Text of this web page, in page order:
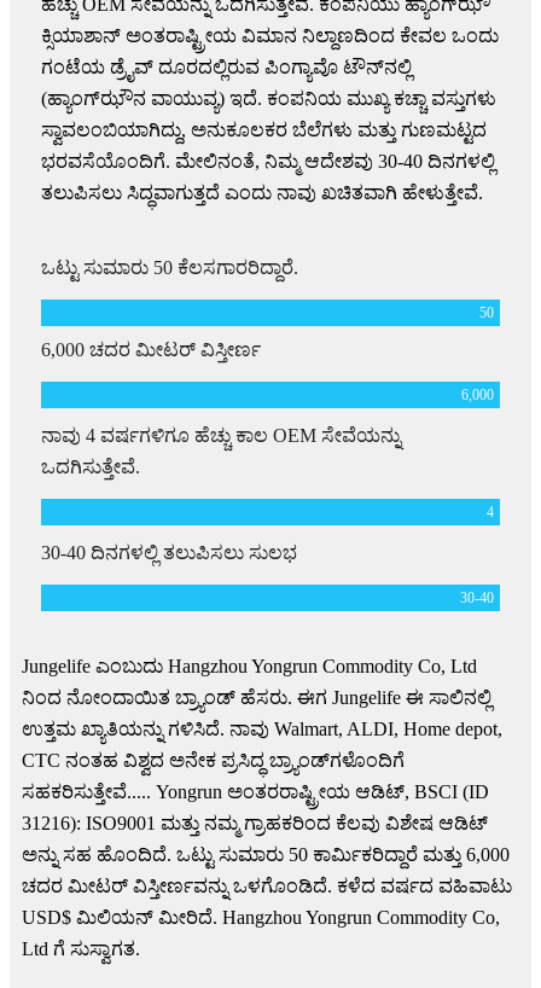
ಹೆಚ್ಚು OEM ಸೇವೆಯನ್ನು ಒದಗಿಸುತ್ತೇವೆ. ಕಂಪನಿಯು ಹ್ಯಾಂಗ್‌ಝೌ
ಕ್ಸಿಯಾಶಾನ್ ಅಂತರಾಷ್ಟ್ರೀಯ ವಿಮಾನ ನಿಲ್ದಾಣದಿಂದ ಕೇವಲ ಒಂದು
ಗಂಟೆಯ ಡ್ರೈವ್ ದೂರದಲ್ಲಿರುವ ಪಿಂಗ್ಯಾವೊ ಟೌನ್‌ನಲ್ಲಿ
(ಹ್ಯಾಂಗ್‌ಝೌನ ವಾಯುವ್ಯ) ಇದೆ. ಕಂಪನಿಯ ಮುಖ್ಯ ಕಚ್ಚಾ ವಸ್ತುಗಳು
ಸ್ವಾವಲಂಬಿಯಾಗಿದ್ದು, ಅನುಕೂಲಕರ ಬೆಲೆಗಳು ಮತ್ತು ಗುಣಮಟ್ಟದ
ಭರವಸೆಯೊಂದಿಗೆ. ಮೇಲಿನಂತೆ, ನಿಮ್ಮ ಆದೇಶವು 30-40 ದಿನಗಳಲ್ಲಿ
ತಲುಪಿಸಲು ಸಿದ್ಧವಾಗುತ್ತದೆ ಎಂದು ನಾವು ಖಚಿತವಾಗಿ ಹೇಳುತ್ತೇವೆ.
ಒಟ್ಟು ಸುಮಾರು 50 ಕೆಲಸಗಾರರಿದ್ದಾರೆ.
50
6,000 ಚದರ ಮೀಟರ್ ವಿಸ್ತೀರ್ಣ
6,000
ನಾವು 4 ವರ್ಷಗಳಿಗೂ ಹೆಚ್ಚು ಕಾಲ OEM ಸೇವೆಯನ್ನು
ಒದಗಿಸುತ್ತೇವೆ.
4
30-40 ದಿನಗಳಲ್ಲಿ ತಲುಪಿಸಲು ಸುಲಭ
30-40
Jungelife ಎಂಬುದು Hangzhou Yongrun Commodity Co, Ltd
ನಿಂದ ನೋಂದಾಯಿತ ಬ್ರ್ಯಾಂಡ್ ಹೆಸರು. ಈಗ Jungelife ಈ ಸಾಲಿನಲ್ಲಿ
ಉತ್ತಮ ಖ್ಯಾತಿಯನ್ನು ಗಳಿಸಿದೆ. ನಾವು Walmart, ALDI, Home depot,
CTC ನಂತಹ ವಿಶ್ವದ ಅನೇಕ ಪ್ರಸಿದ್ಧ ಬ್ರ್ಯಾಂಡ್‌ಗಳೊಂದಿಗೆ
ಸಹಕರಿಸುತ್ತೇವೆ..... Yongrun ಅಂತರರಾಷ್ಟ್ರೀಯ ಆಡಿಟ್, BSCI (ID
31216): ISO9001 ಮತ್ತು ನಮ್ಮ ಗ್ರಾಹಕರಿಂದ ಕೆಲವು ವಿಶೇಷ ಆಡಿಟ್
ಅನ್ನು ಸಹ ಹೊಂದಿದೆ. ಒಟ್ಟು ಸುಮಾರು 50 ಕಾರ್ಮಿಕರಿದ್ದಾರೆ ಮತ್ತು 6,000
ಚದರ ಮೀಟರ್ ವಿಸ್ತೀರ್ಣವನ್ನು ಒಳಗೊಂಡಿದೆ. ಕಳೆದ ವರ್ಷದ ವಹಿವಾಟು
USD$ ಮಿಲಿಯನ್ ಮೀರಿದೆ. Hangzhou Yongrun Commodity Co,
Ltd ಗೆ ಸುಸ್ವಾಗತ.